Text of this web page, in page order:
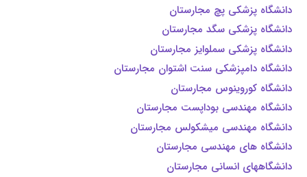
دانشگاه پزشكی پچ مجارستان
دانشگاه پزشکی سگد مجارستان
دانشگاه پزشکی سملوايز مجارستان
دانشگاه دامپزشکی سنت اشتوان مجارستان
دانشگاه کوروینوس مجارستان
دانشگاه مهندسی بوداپست مجارستان
دانشگاه مهندسی میشکولس مجارستان
دانشگاه های مهندسی مجارستان
دانشگاههای انسانی مجارستان